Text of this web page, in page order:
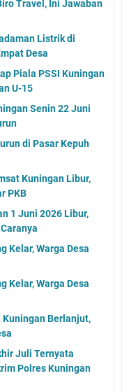
Travel, Ini Jawaban
Listrik di
Desa
Piala PSSI Kuningan
U-15
Senin 22 Juni
di Pasar Kepuh
Kuningan Libur,
PKB
1 Juni 2026 Libur,
Kelar, Warga Desa
Kelar, Warga Desa
Berlanjut,
Juli Ternyata
Polres Kuningan